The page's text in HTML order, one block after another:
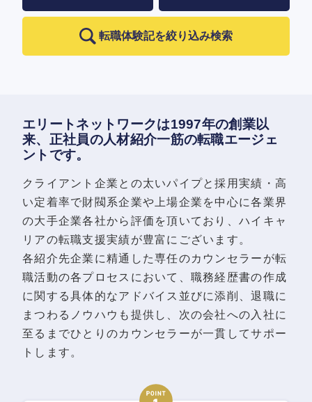
転職体験記を絞り込み検索
エリートネットワークは1997年の創業以
来、正社員の人材紹介一筋の転職エージェ
ントです。
クライアント企業との太いパイプと採用実績・高
い定着率で財閥系企業や上場企業を中心に各業界
の大手企業各社から評価を頂いており、ハイキャ
リアの転職支援実績が豊富にございます。
各紹介先企業に精通した専任のカウンセラーが転
職活動の各プロセスにおいて、職務経歴書の作成
に関する具体的なアドバイス並びに添削、退職に
まつわるノウハウも提供し、次の会社への入社に
至るまでひとりのカウンセラーが一貫してサポー
トします。